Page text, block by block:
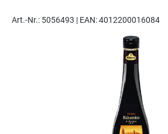
Art.-Nr.: 5056493 | EAN: 4012200016084